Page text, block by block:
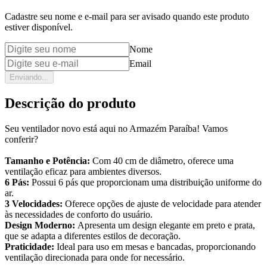
Cadastre seu nome e e-mail para ser avisado quando este produto
estiver disponível.
Nome
Email
Enviando...
Descrição do produto
Seu ventilador novo está aqui no Armazém Paraíba! Vamos
conferir?
Tamanho e Potência: Com 40 cm de diâmetro, oferece uma
ventilação eficaz para ambientes diversos.
6 Pás: Possui 6 pás que proporcionam uma distribuição uniforme do
ar.
3 Velocidades: Oferece opções de ajuste de velocidade para atender
às necessidades de conforto do usuário.
Design Moderno: Apresenta um design elegante em preto e prata,
que se adapta a diferentes estilos de decoração.
Praticidade: Ideal para uso em mesas e bancadas, proporcionando
ventilação direcionada para onde for necessário.